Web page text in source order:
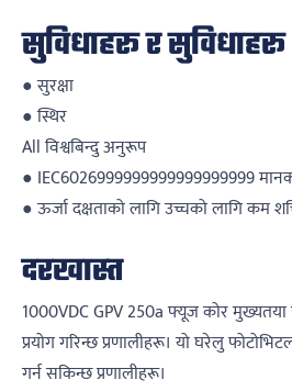
सुविधाहरू र सुविधाहरू
● सुरक्षा
● स्थिर
All विश्वबिन्दु अनुरूप
● IEC6026999999999999999999 मानक
● ऊर्जा दक्षताको लागि उच्चको लागि कम
दरखास्त
1000VDC GPV 250a फ्यूज कोर मुख्यतया
प्रयोग गरिन्छ प्रणालीहरू। यो घरेलु
गर्न सकिन्छ प्रणालीहरू।